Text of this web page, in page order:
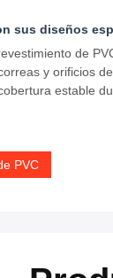
sus diseños
de
y orificios
estable
PVC